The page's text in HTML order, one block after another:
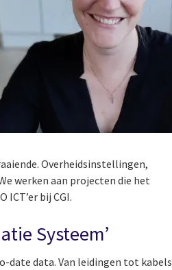
Overheidsinstellingen,
werken aan projecten die het
bij CGI.
Systeem’
date data. Van leidingen tot kabels